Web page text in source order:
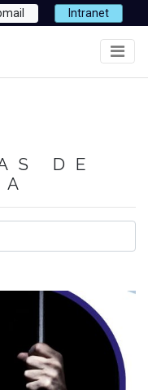
Intranet
DE